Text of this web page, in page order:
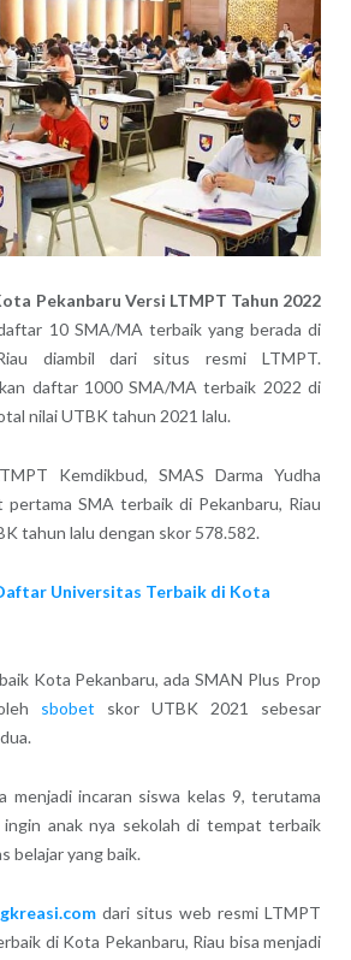
Pekanbaru Versi LTMPT Tahun 2022
10 SMA/MA terbaik yang berada di
diambil dari situs resmi LTMPT.
daftar 1000 SMA/MA terbaik 2022 di
nilai UTBK tahun 2021 lalu.
Kemdikbud, SMAS Darma Yudha
pertama SMA terbaik di Pekanbaru, Riau
tahun lalu dengan skor 578.582.
Universitas Terbaik di Kota
Kota Pekanbaru, ada SMAN Plus Prop
sbobet skor UTBK 2021 sebesar
menjadi incaran siswa kelas 9, terutama
anak nya sekolah di tempat terbaik
belajar yang baik.
dari situs web resmi LTMPT
di Kota Pekanbaru, Riau bisa menjadi